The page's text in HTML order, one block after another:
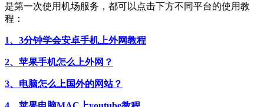
是第一次使用机场服务，都可以点击下方不同平台的使用教
程：
1、3分钟学会安卓手机上外网教程
2、苹果手机怎么上外网？
3、电脑怎么上国外的网站？